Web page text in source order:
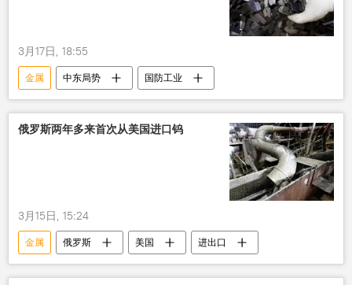
3月17日, 18:55
金属 中东局势 国防工业
俄罗斯两年多来首次从美国进口钨
3月15日, 15:24
金属 俄罗斯 美国 进出口